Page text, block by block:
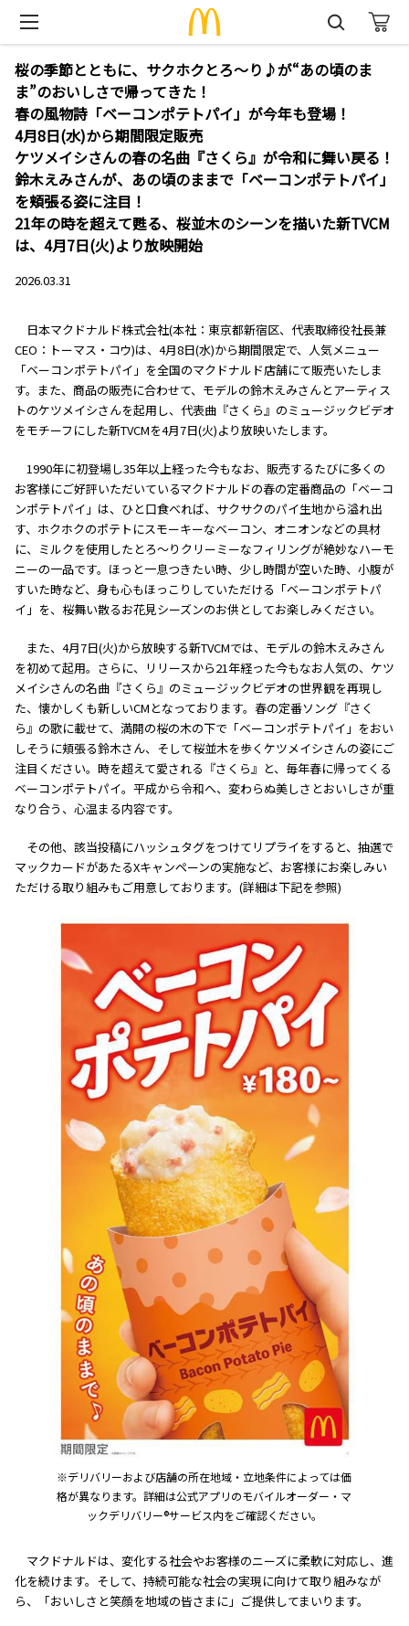
桜の季節とともに、サクホクとろ～り♪が“あの頃のま
ま”のおいしさで帰ってきた！
春の風物詩「ベーコンポテトパイ」が今年も登場！
4月8日(水)から期間限定販売
ケツメイシさんの春の名曲『さくら』が令和に舞い戻る！
鈴木えみさんが、あの頃のままで「ベーコンポテトパイ」
を頬張る姿に注目！
21年の時を超えて甦る、桜並木のシーンを描いた新TVCM
は、4月7日(火)より放映開始
2026.03.31
日本マクドナルド株式会社(本社：東京都新宿区、代表取締役社長兼
CEO：トーマス・コウ)は、4月8日(水)から期間限定で、人気メニュー
「ベーコンポテトパイ」を全国のマクドナルド店舗にて販売いたしま
す。また、商品の販売に合わせて、モデルの鈴木えみさんとアーティス
トのケツメイシさんを起用し、代表曲『さくら』のミュージックビデオ
をモチーフにした新TVCMを4月7日(火)より放映いたします。
1990年に初登場し35年以上経った今もなお、販売するたびに多くの
お客様にご好評いただいているマクドナルドの春の定番商品の「ベーコ
ンポテトパイ」は、ひと口食べれば、サクサクのパイ生地から溢れ出
す、ホクホクのポテトにスモーキーなベーコン、オニオンなどの具材
に、ミルクを使用したとろ〜りクリーミーなフィリングが絶妙なハーモ
ニーの一品です。ほっと一息つきたい時、少し時間が空いた時、小腹が
すいた時など、身も心もほっこりしていただける「ベーコンポテトパ
イ」を、桜舞い散るお花見シーズンのお供としてお楽しみください。
また、4月7日(火)から放映する新TVCMでは、モデルの鈴木えみさん
を初めて起用。さらに、リリースから21年経った今もなお人気の、ケツ
メイシさんの名曲『さくら』のミュージックビデオの世界観を再現し
た、懐かしくも新しいCMとなっております。春の定番ソング『さく
ら』の歌に載せて、満開の桜の木の下で「ベーコンポテトパイ」をおい
しそうに頬張る鈴木さん、そして桜並木を歩くケツメイシさんの姿にご
注目ください。時を超えて愛される『さくら』と、毎年春に帰ってくる
ベーコンポテトパイ。平成から令和へ、変わらぬ美しさとおいしさが重
なり合う、心温まる内容です。
その他、該当投稿にハッシュタグをつけてリプライをすると、抽選で
マックカードがあたるXキャンペーンの実施など、お客様にお楽しみい
ただける取り組みもご用意しております。(詳細は下記を参照)
※デリバリーおよび店舗の所在地域・立地条件によっては価
格が異なります。詳細は公式アプリのモバイルオーダー・マ
ックデリバリー®サービス内をご確認ください。
マクドナルドは、変化する社会やお客様のニーズに柔軟に対応し、進
化を続けます。そして、持続可能な社会の実現に向けて取り組みなが
ら、「おいしさと笑顔を地域の皆さまに」ご提供してまいります。